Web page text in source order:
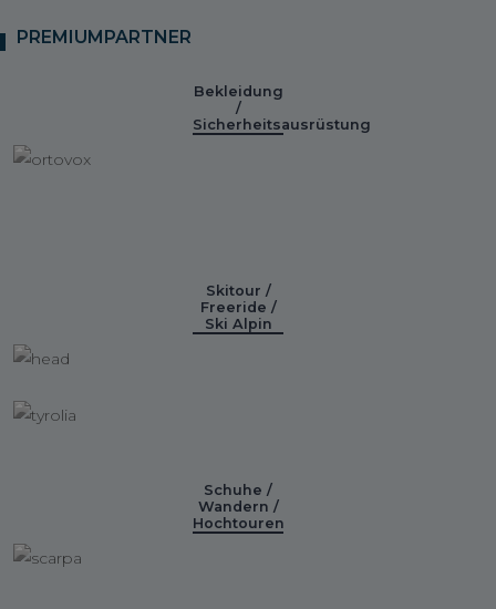
PREMIUMPARTNER
Bekleidung
/
Sicherheitsausrüstung
Skitour /
Freeride /
Ski Alpin
Schuhe /
Wandern /
Hochtouren